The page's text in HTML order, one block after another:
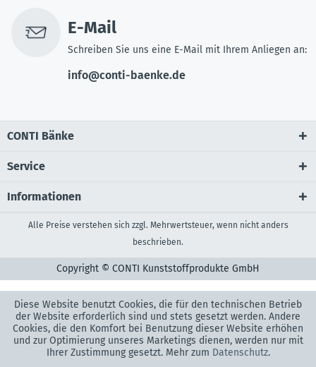
E-Mail
Schreiben Sie uns eine E-Mail mit Ihrem Anliegen an:
info@conti-baenke.de
CONTI Bänke
Service
Informationen
Alle Preise verstehen sich zzgl. Mehrwertsteuer, wenn nicht anders
beschrieben.
Copyright © CONTI Kunststoffprodukte GmbH
Diese Website benutzt Cookies, die für den technischen Betrieb
der Website erforderlich sind und stets gesetzt werden. Andere
Cookies, die den Komfort bei Benutzung dieser Website erhöhen
und zur Optimierung unseres Marketings dienen, werden nur mit
Ihrer Zustimmung gesetzt. Mehr zum Datenschutz.